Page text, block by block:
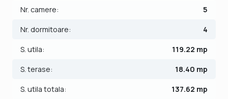
- Parter: hol, living, baie, bucatarie, dormitor, terasa la
- Etaj: hol, 3 dormitoare, baie, balcon, dressing;
- Usa intrare: metal;
- Usi interioare: celulare;
Nr. camere: 5
Nr. dormitoare: 4
S. utila: 119.22 mp
S. terase: 18.40 mp
S. utila totala: 137.62 mp